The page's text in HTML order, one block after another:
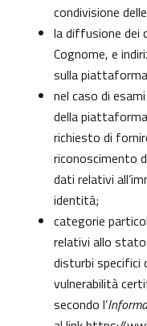
condivisione
la diffusione dei
Cognome, e
sulla
nel caso di
della
richiesto di
riconoscimento
dati relativi
identità;
categorie
relativi allo stato
disturbi specifici
vulnerabilità
secondo l’